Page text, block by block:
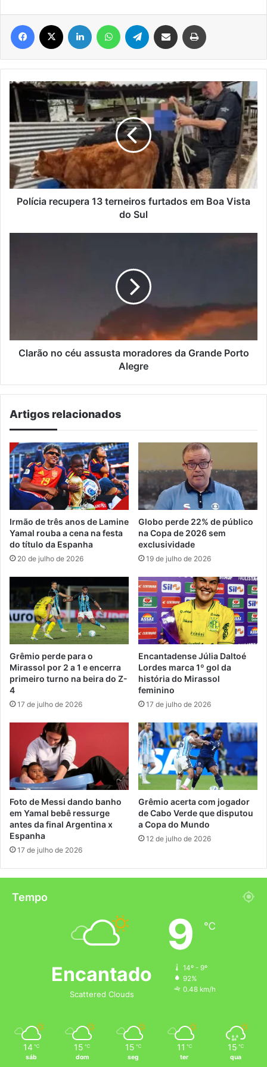
Facebook Linkedin WhatsAppTelegram Compartilhar via e-mail
Polícia
recupera
13
terneiros
furtados
em
Boa
Vista
do
SulPolícia recupera 13 terneiros furtados em Boa Vista
do Sul
Alegre
Clarão no céu assusta moradores da Grande Porto
Alegre
Artigos relacionados
Irmão de três anos de Lamine
Yamal rouba a cena na festa
do título da Espanha
20 de julho de 2026
Globo perde 22% de público
na Copa de 2026 sem
exclusividade
19 de julho de 2026
Grêmio perde para o
Mirassol por 2 a 1 e encerra
primeiro turno na beira do Z-
4
17 de julho de 2026
Encantadense Júlia Daltoé
Lordes marca 1º gol da
história do Mirassol
feminino
17 de julho de 2026
Foto de Messi dando banho
em Yamal bebê ressurge
antes da final Argentina x
Espanha
17 de julho de 2026
Grêmio acerta com jogador
de Cabo Verde que disputou
a Copa do Mundo
12 de julho de 2026
Tempo
Encantado
Scattered Clouds
9 ℃
14º - 9º
92%
0.48 km/h
14 ℃
sáb
15 ℃
dom
15 ℃
seg
11 ℃
ter
15 ℃
qua